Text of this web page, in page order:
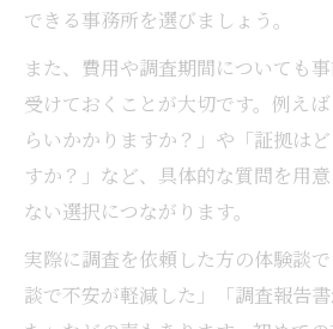
できる事務所を選びましょう。
また、費用や調査期間についても
受けておくことが大切です。例え
らいかかりますか？」や「証拠は
すか？」など、具体的な質問を用
ない選択につながります。
実際に調査を依頼した方の体験談
談で不安が軽減した」「調査報告